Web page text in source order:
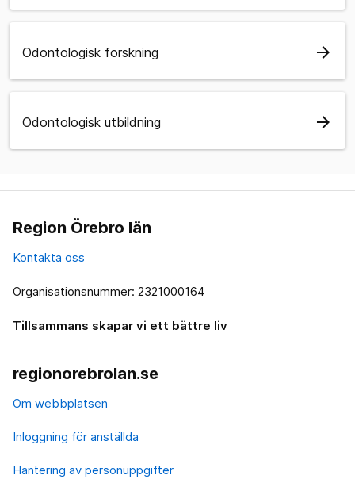
Odontologisk forskning arrow_forward
Odontologisk utbildning arrow_forward
Region Örebro län
Kontakta oss
Organisationsnummer: 2321000164
Tillsammans skapar vi ett bättre liv
regionorebrolan.se
Om webbplatsen
Inloggning för anställda
Hantering av personuppgifter